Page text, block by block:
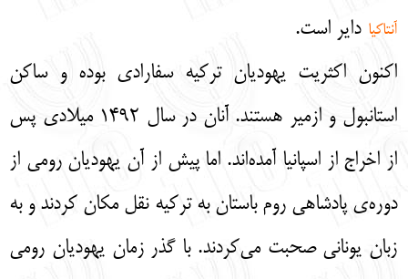
آنتاکیا دایر است.
اکنون اکثریت یهودیان ترکیه سفارادی بوده و ساکن
استانبول و ازمیر هستند. آنان در سال 1492 میلادی پس
از اخراج از اسپانیا آمده‌اند. اما پیش از آن یهودیان رومی از
دوره‌ی پادشاهی روم باستان به ترکیه نقل مکان کردند و به
زبان یونانی صحبت می‌کردند. با گذر زمان یهودیان رومی